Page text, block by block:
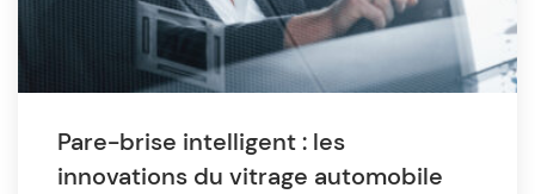
Pare-brise intelligent : les
innovations du vitrage automobile